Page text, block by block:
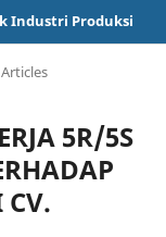
Industri Produksi
Articles
5R/5S